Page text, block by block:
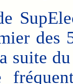
des
suite